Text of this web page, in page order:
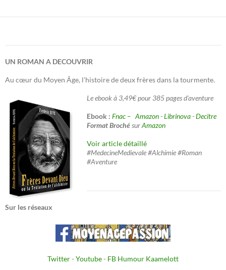
UN ROMAN A DECOUVRIR
Au cœur du Moyen Âge, l'histoire de deux frères dans la tourmente.
Le ebook à 3,49€ pour 385 pages d'aventure
Ebook : Fnac – Amazon-Librinova-Decitre
Format BrochésurAmazon
Voir article détaillé
#MedecineMedievale #Alchimie #Roman
#Aventure
Sur les réseaux
Twitter- Youtube- FB Humour Kaamelott